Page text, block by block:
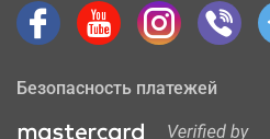
Безопасность платежей